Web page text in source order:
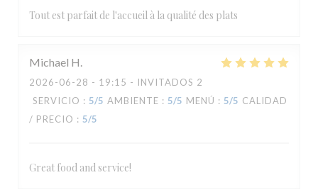
Tout est parfait de l'accueil à la qualité des plats
Michael H
2026-06-28 - 19:15 - INVITADOS 2
SERVICIO : 5/5 AMBIENTE : 5/5 MENÚ : 5/5 CALIDAD
/ PRECIO : 5/5
Great food and service!